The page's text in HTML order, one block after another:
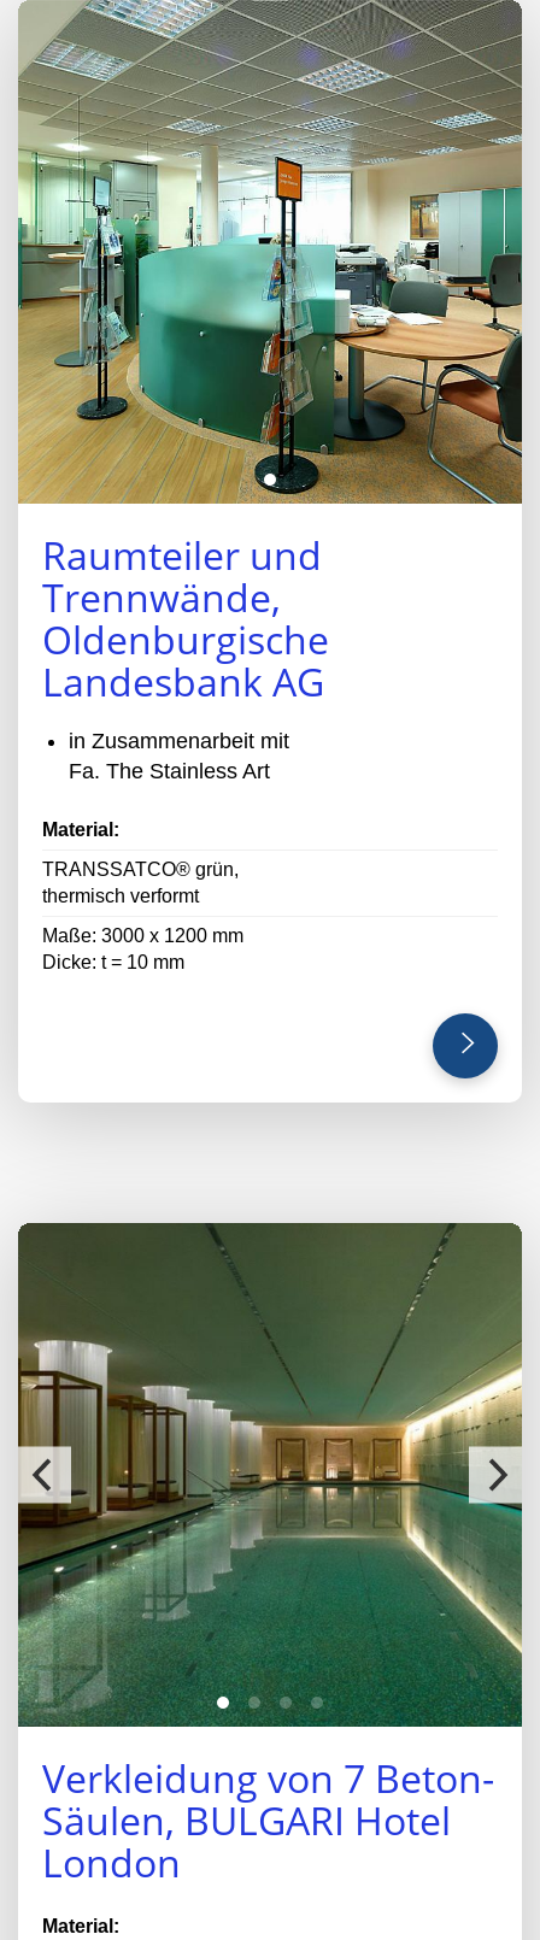
Raumteiler und
Trennwände,
Oldenburgische
Landesbank AG
in Zusammenarbeit mit
Fa. The Stainless Art
Material:
TRANSSATCO® grün,
thermisch verformt
Maße: 3000 x 1200 mm
Dicke: t = 10 mm
Verkleidung von 7 Beton-
Säulen, BULGARI Hotel
London
Material: